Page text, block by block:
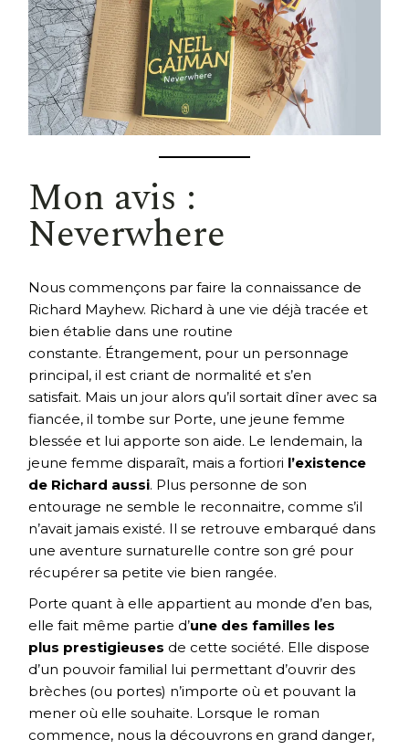
Mon avis :
Neverwhere
Nous commençons par faire la connaissance de
Richard Mayhew. Richard à une vie déjà tracée et
bien établie dans une routine
constante. Étrangement, pour un personnage
principal, il est criant de normalité et s’en
satisfait. Mais un jour alors qu’il sortait dîner avec sa
fiancée, il tombe sur Porte, une jeune femme
blessée et lui apporte son aide. Le lendemain, la
jeune femme disparaît, mais a fortiori l’existence
de Richard aussi. Plus personne de son
entourage ne semble le reconnaitre, comme s’il
n’avait jamais existé. Il se retrouve embarqué dans
une aventure surnaturelle contre son gré pour
récupérer sa petite vie bien rangée.
Porte quant à elle appartient au monde d’en bas,
elle fait même partie d’une des familles les
plus prestigieuses de cette société. Elle dispose
d’un pouvoir familial lui permettant d’ouvrir des
brèches (ou portes) n’importe où et pouvant la
mener où elle souhaite. Lorsque le roman
commence, nous la découvrons en grand danger,